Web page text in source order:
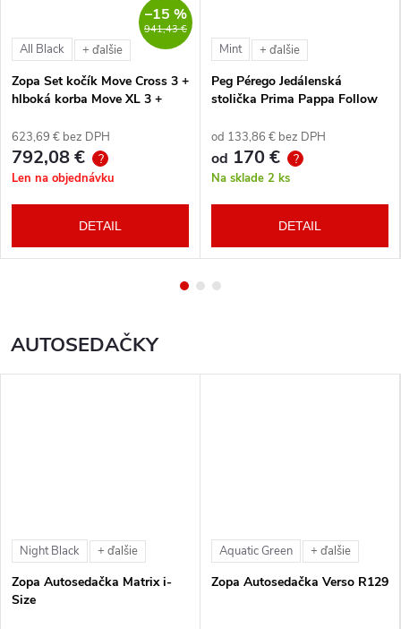
941,43 €
–15 %
All Black + ďalšie
Zopa Set kočík Move Cross 3 +
hlboká korba Move XL 3 +
vlastného výberu + báza
623,69 € bez DPH
792,08 € ?
Len na objednávku
DETAIL
Mint + ďalšie
Peg Pérego Jedálenská
stolička Prima Pappa Follow
od 133,86 € bez DPH
od 170 € ?
Na sklade 2 ks
DETAIL
AUTOSEDAČKY
Night Black + ďalšie
Zopa Autosedačka Matrix i-
Size
Aquatic Green + ďalšie
Zopa Autosedačka Verso R129